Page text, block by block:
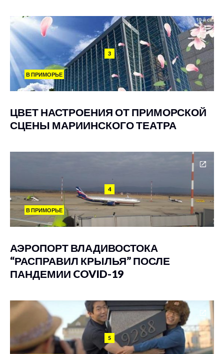
3
В ПРИМОРЬЕ
ЦВЕТ НАСТРОЕНИЯ ОТ ПРИМОРСКОЙ
СЦЕНЫ МАРИИНСКОГО ТЕАТРА
4
В ПРИМОРЬЕ
АЭРОПОРТ ВЛАДИВОСТОКА
“РАСПРАВИЛ КРЫЛЬЯ” ПОСЛЕ
ПАНДЕМИИ COVID-19
5